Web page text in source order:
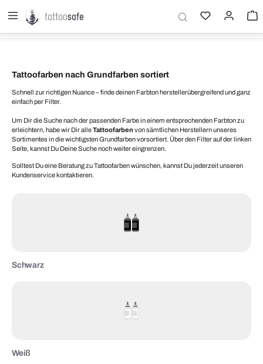
springen
Tattoofarben nach Grundfarben sortiert
Schnell zur richtigen Nuance – finde deinen Farbton herstellerübergreifend und ganz
einfach per Filter.
Um Dir die Suche nach der passenden Farbe in einem entsprechenden Farbton zu
erleichtern, habe wir Dir alleTattoofarben von sämtlichen Herstellern unseres
Sortimentes in die wichtigsten Grundfarben vorsortiert. Über den Filter auf der linken
Seite, kannst Du Deine Suche noch weiter eingrenzen.
Solltest Du eine Beratung zu Tattoofarben wünschen, kannst Du jederzeit unseren
Kundenservice kontaktieren.
Schwarz
Weiß